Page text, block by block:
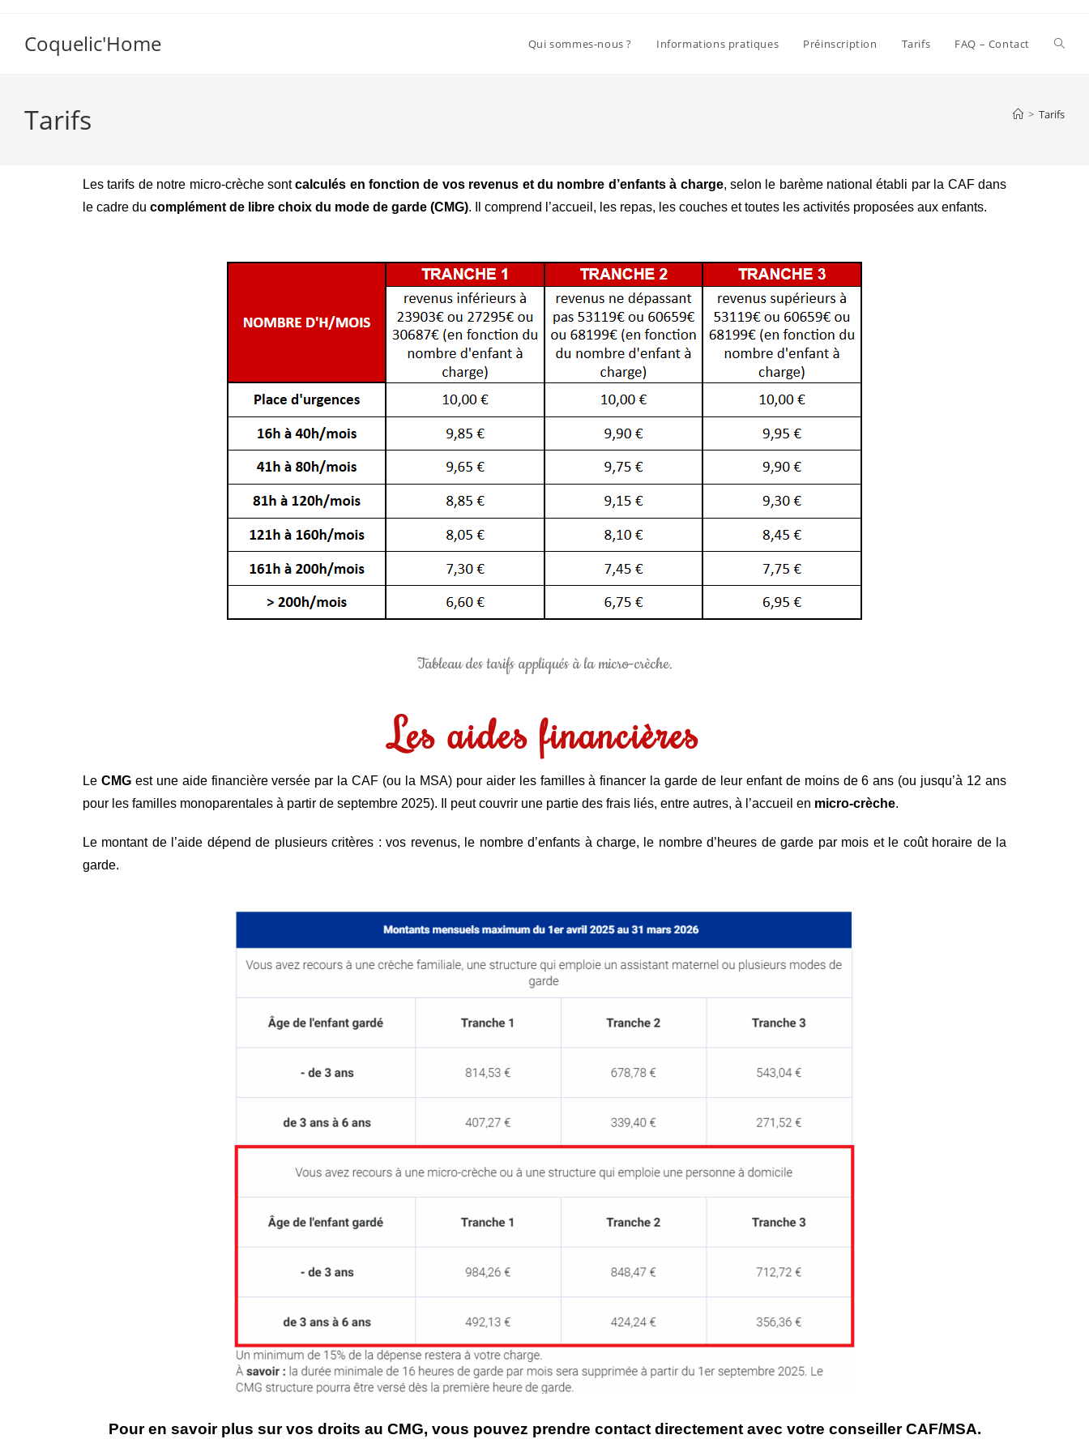
Coquelic'Home Qui sommes-nous ? Informations pratiques Préinscription Tarifs FAQ – Contact
Tarifs > Tarifs
Les tarifs de notre micro-crèche sontcalculés en fonction de vos revenus et du nombre d’enfants à charge, selon le barème national établi par la CAF dans
le cadre du complément de libre choix du mode de garde (CMG). Il comprend l’accueil, les repas, les couches et toutes les activités proposées aux enfants.
Tableau des tarifs appliqués à la micro-crèche.
Les aides financières
Le CMG est une aide financière versée par la CAF (ou la MSA) pour aider les familles à financer la garde de leur enfant de moins de 6 ans (ou jusqu’à 12 ans
pour les familles monoparentales à partir de septembre 2025). Il peut couvrir une partie des frais liés, entre autres, à l’accueil en micro-crèche.
Le montant de l’aide dépend de plusieurs critères : vos revenus, le nombre d’enfants à charge, le nombre d’heures de garde par mois et le coût horaire de la
garde.
Pour en savoir plus sur vos droits au CMG, vous pouvez prendre contact directement avec votre conseiller CAF/MSA.